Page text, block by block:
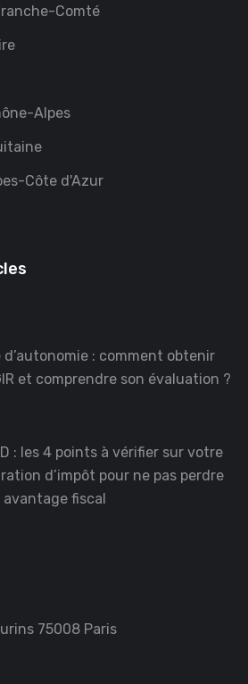
Comté
Alpes
Côte d'Azur
d’autonomie : comment obtenir
et comprendre son évaluation ?
: les 4 points à vérifier sur votre
d’impôt pour ne pas perdre
avantage fiscal
75008 Paris